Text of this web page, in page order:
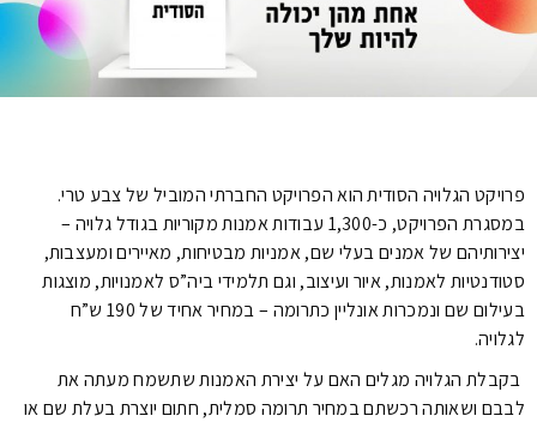
פרויקט הגלויה הסודית הוא הפרויקט החברתי המוביל של צבע טרי.
במסגרת הפרויקט, כ-1,300 עבודות אמנות מקוריות בגודל גלויה –
יצירותיהם של אמנים בעלי שם, אמניות מבטיחות, מאיירים ומעצבות,
סטודנטיות לאמנות, איור ועיצוב, וגם תלמידי ביה”ס לאמנויות, מוצגות
בעילום שם ונמכרות אונליין כתרומה – במחיר אחיד של 190 ש”ח
לגלויה.
בקבלת הגלויה מגלים האם על יצירת האמנות שתשמח מעתה את
לבבם ושאותה רכשתם במחיר תרומה סמלית, חתום יוצרת בעלת שם או